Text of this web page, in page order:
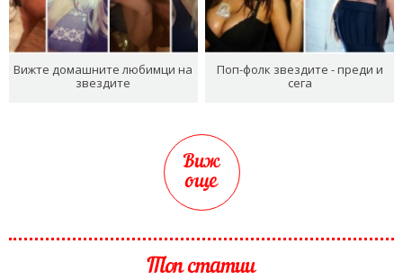
Вижте домашните любимци на
звездите
Поп-фолк звездите - преди и
сега
Виж
още
Топ статии